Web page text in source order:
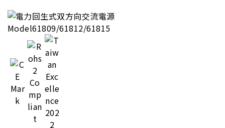
動作モード：CC/CR/CV/CP/CZ/コンビネーション